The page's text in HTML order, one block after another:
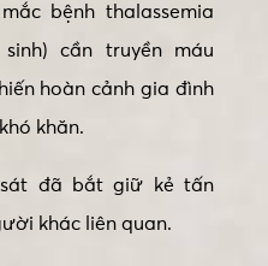
bệnh thalassemia
cần truyền máu
hoàn cảnh gia đình
khăn.
đã bắt giữ kẻ tấn
khác liên quan.